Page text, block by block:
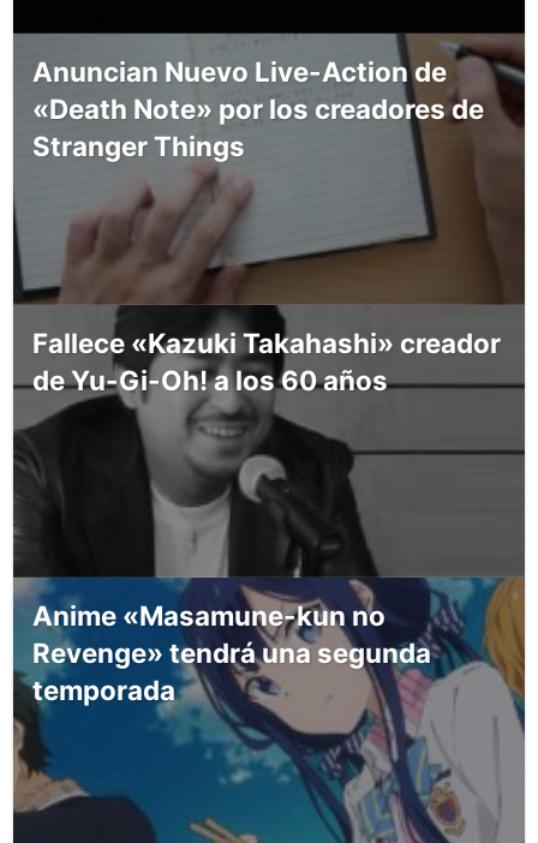
Anuncian Nuevo Live-Action de
«Death Note» por los creadores de
Stranger Things
Fallece «Kazuki Takahashi» creador
de Yu-Gi-Oh! a los 60 años
Anime «Masamune-kun no
Revenge» tendrá una segunda
temporada